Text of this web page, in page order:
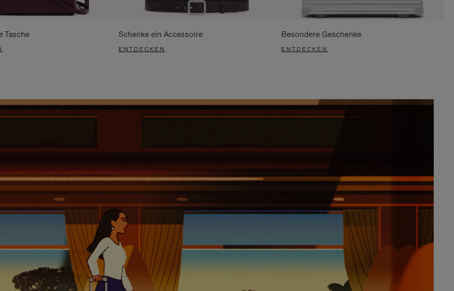
Tasche Schenke ein Accessoire
ENTDECKEN
Besondere Geschenke
ENTDECKEN